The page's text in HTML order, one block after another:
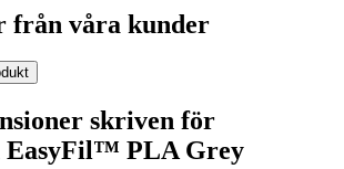
från våra kunder
skriven för
EasyFil™ PLA Grey